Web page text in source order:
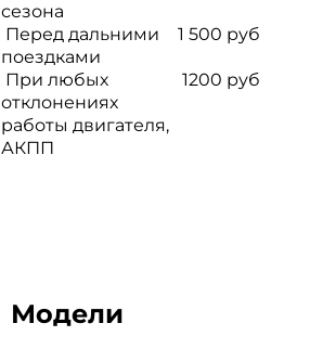
сезона
Перед дальними
поездками
1 500 руб
При любых
отклонениях
работы двигателя,
АКПП
1200 руб
Модели